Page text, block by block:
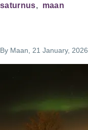
saturnus maan
By Maan , 21 January, 2026